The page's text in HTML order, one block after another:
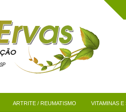
ARTRITE / REUMATISMO VITAMINAS